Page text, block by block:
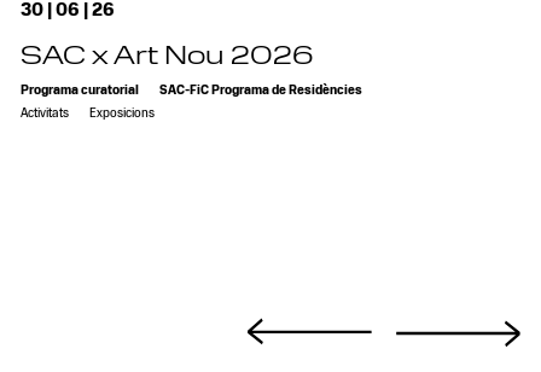
30 | 06 | 26
SAC x Art Nou 2026
Programa curatorial
SAC-FiC Programa de Residències
Activitats
Exposicions